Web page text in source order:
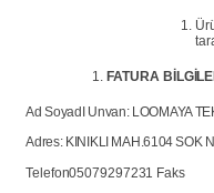
FATURA
Ad SoyadI Unvan: LOOMAYA
Adres: KINIKLI MAH.6104SOK
Telefon05079297231 Faks